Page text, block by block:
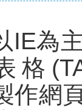
IE為
格
作網